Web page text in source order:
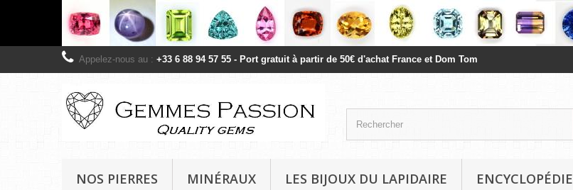
Appelez-nous au : +33 6 88 94 57 55 - Port gratuit à partir de 50€ d'achat France et Dom Tom
NOS PIERRES MINÉRAUX LES BIJOUX DU LAPIDAIRE ENCYCLOPÉDIE